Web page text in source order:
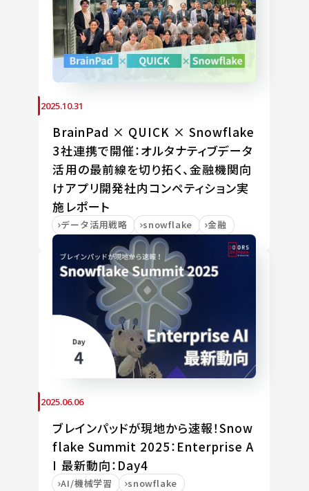
2025.10.31
BrainPad × QUICK × Snowflake
3社連携で開催：オルタナティブデータ
活用の最前線を切り拓く、金融機関向
けアプリ開発社内コンペティション実
施レポート
データ活用戦略 snowflake 金融
2025.06.06
ブレインパッドが現地から速報！Snow
flake Summit 2025：Enterprise A
I 最新動向：Day4
AI/機械学習 snowflake